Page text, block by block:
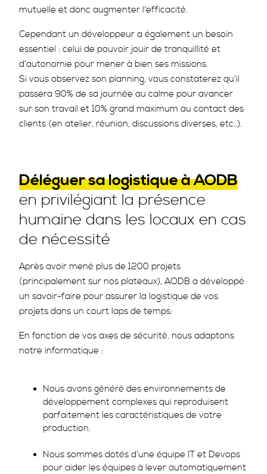
mutuelle et donc augmenter l'efficacité.
Cependant un développeur a également un besoin
essentiel : celui de pouvoir jouir de tranquillité et
d’autonomie pour mener à bien ses missions.
Si vous observez son planning, vous constaterez qu’il
passera 90% de sa journée au calme pour avancer
sur son travail et 10% grand maximum au contact des
clients (en atelier, réunion, discussions diverses, etc..).
Déléguer sa logistique à AODB
en privilégiant la présence
humaine dans les locaux en cas
de nécessité
Après avoir mené plus de 1200 projets
(principalement sur nos plateaux), AODB a développé
un savoir-faire pour assurer la logistique de vos
projets dans un court laps de temps:
En fonction de vos axes de sécurité, nous adaptons
notre informatique :
Nous avons généré des environnements de
développement complexes qui reproduisent
parfaitement les caractéristiques de votre
production.
Nous sommes dotés d’une équipe IT et Devops
pour aider les équipes à lever automatiquement